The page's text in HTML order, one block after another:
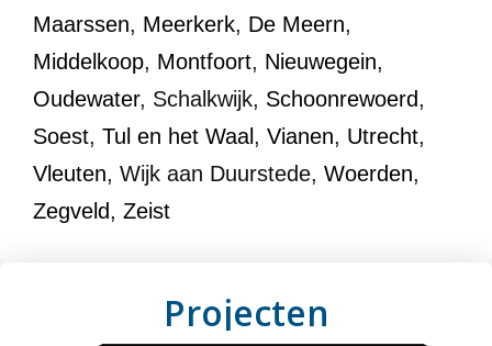
Maarssen, Meerkerk, De Meern,
Middelkoop, Montfoort, Nieuwegein,
Oudewater, Schalkwijk, Schoonrewoerd,
Soest, Tul en het Waal , Vianen, Utrecht,
Vleuten, Wijk aan Duurstede, Woerden,
Zegveld, Zeist
Projecten